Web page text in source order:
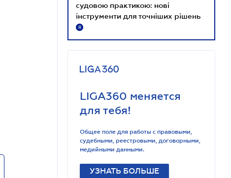
судовою практикою: нові
інструменти для точніших рішень
R
LIGA360 меняется
для тебя!
Общее поле для работы с правовыми,
судебными, реестровыми, договорными,
медийными данными.
УЗНАТЬ БОЛЬШЕ